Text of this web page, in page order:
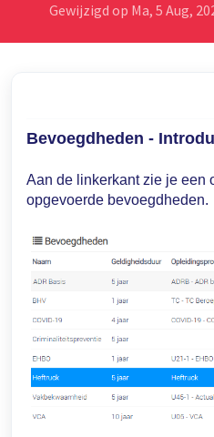
Gewijzigd op Ma, 5 Aug,
Bevoegdheden -
Aan de linkerkant zie je een
opgevoerde bevoegdheden.